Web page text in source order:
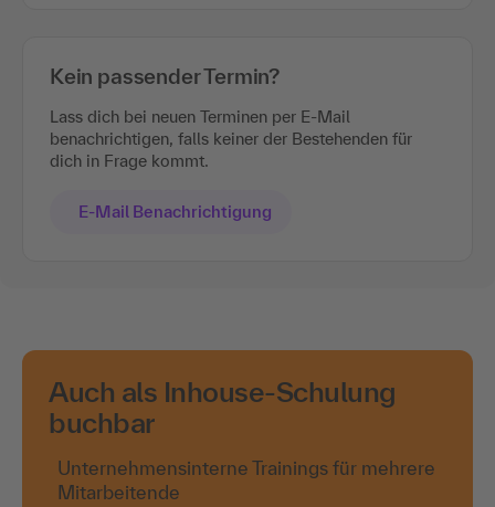
Kein passender Termin?
Lass dich bei neuen Terminen per E-Mail
benachrichtigen, falls keiner der Bestehenden für
dich in Frage kommt.
E-Mail Benachrichtigung
Auch als Inhouse-Schulung
buchbar
Unternehmensinterne Trainings für mehrere
Mitarbeitende